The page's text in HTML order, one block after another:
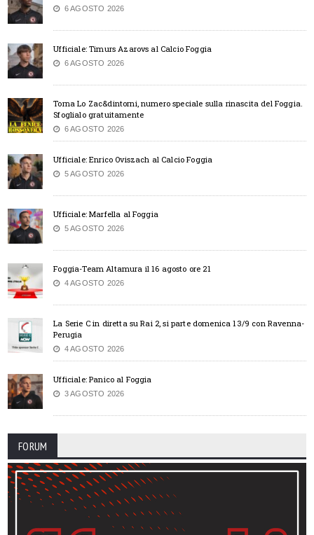
6 AGOSTO 2026
Ufficiale: Timurs Azarovs al Calcio Foggia
6 AGOSTO 2026
Torna Lo Zac&dintorni, numero speciale sulla rinascita del Foggia.
Sfoglialo gratuitamente
6 AGOSTO 2026
Ufficiale: Enrico Oviszach al Calcio Foggia
5 AGOSTO 2026
Ufficiale: Marfella al Foggia
5 AGOSTO 2026
Foggia-Team Altamura il 16 agosto ore 21
4 AGOSTO 2026
La Serie C in diretta su Rai 2, si parte domenica 13/9 con Ravenna-
Perugia
4 AGOSTO 2026
Ufficiale: Panico al Foggia
3 AGOSTO 2026
FORUM